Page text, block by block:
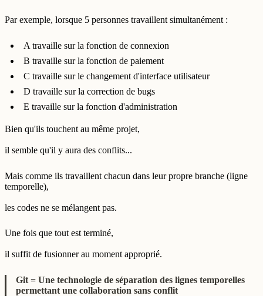
Par exemple, lorsque 5 personnes travaillent simultanément :
A travaille sur la fonction de connexion
B travaille sur la fonction de paiement
C travaille sur le changement d'interface utilisateur
D travaille sur la correction de bugs
E travaille sur la fonction d'administration
Bien qu'ils touchent au même projet,
il semble qu'il y aura des conflits...
Mais comme ils travaillent chacun dans leur propre branche (ligne
temporelle),
les codes ne se mélangent pas.
Une fois que tout est terminé,
il suffit de fusionner au moment approprié.
Git = Une technologie de séparation des lignes temporelles
permettant une collaboration sans conflit